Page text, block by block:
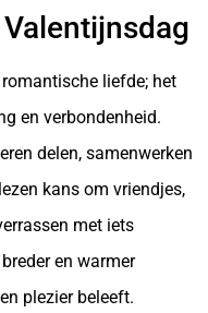
liefde; het
en verbondenheid.
delen, samenwerken
kans om vriendjes,
met iets
en warmer
plezier beleeft.